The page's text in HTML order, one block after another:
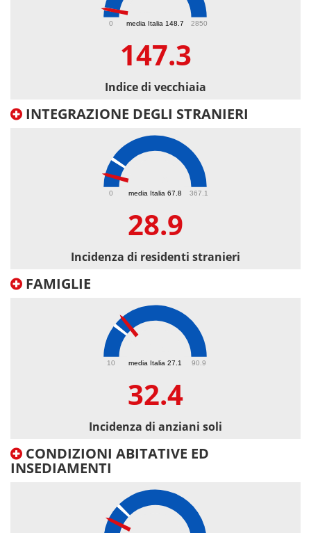
media Italia 148.7
0 2850
147.3
Indice di vecchiaia
INTEGRAZIONE DEGLI STRANIERI
media Italia 67.8
0 367.1
28.9
Incidenza di residenti stranieri
FAMIGLIE
media Italia 27.1
10 90.9
32.4
Incidenza di anziani soli
CONDIZIONI ABITATIVE ED
INSEDIAMENTI